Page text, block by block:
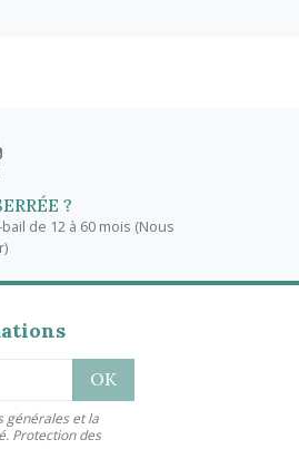
?
de 12 à 60 mois (Nous
générales et la
Protection des